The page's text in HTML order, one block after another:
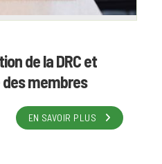
de la DRC et
membres
EN SAVOIR PLUS